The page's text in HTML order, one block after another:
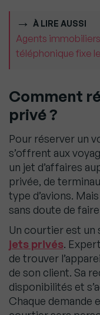
À LIRE AUSSI
Agents
téléphonique fixe
Comment
privé ?
Pour réserver un
s’offrent aux
un jet d’affaires
privée, de
type d’avions.
sans doute de
Un courtier est un
jets privés.
de trouver
de son client. Sa
disponibilités et
Chaque demande